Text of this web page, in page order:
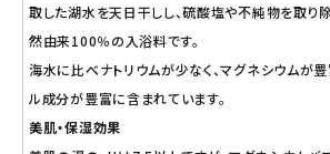
取した湖水を天日干しし、硫酸塩や不純物を取り
然由来100％の入浴料です。
海水に比べナトリウムが少なく、マグネシウムが
ル成分が豊富に含まれています。
美肌・保湿効果